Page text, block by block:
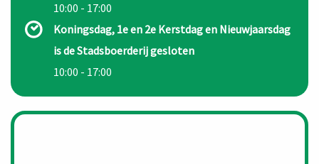
10:00 - 17:00
Koningsdag, 1e en 2e Kerstdag en Nieuwjaarsdag
is de Stadsboerderij gesloten
10:00 - 17:00